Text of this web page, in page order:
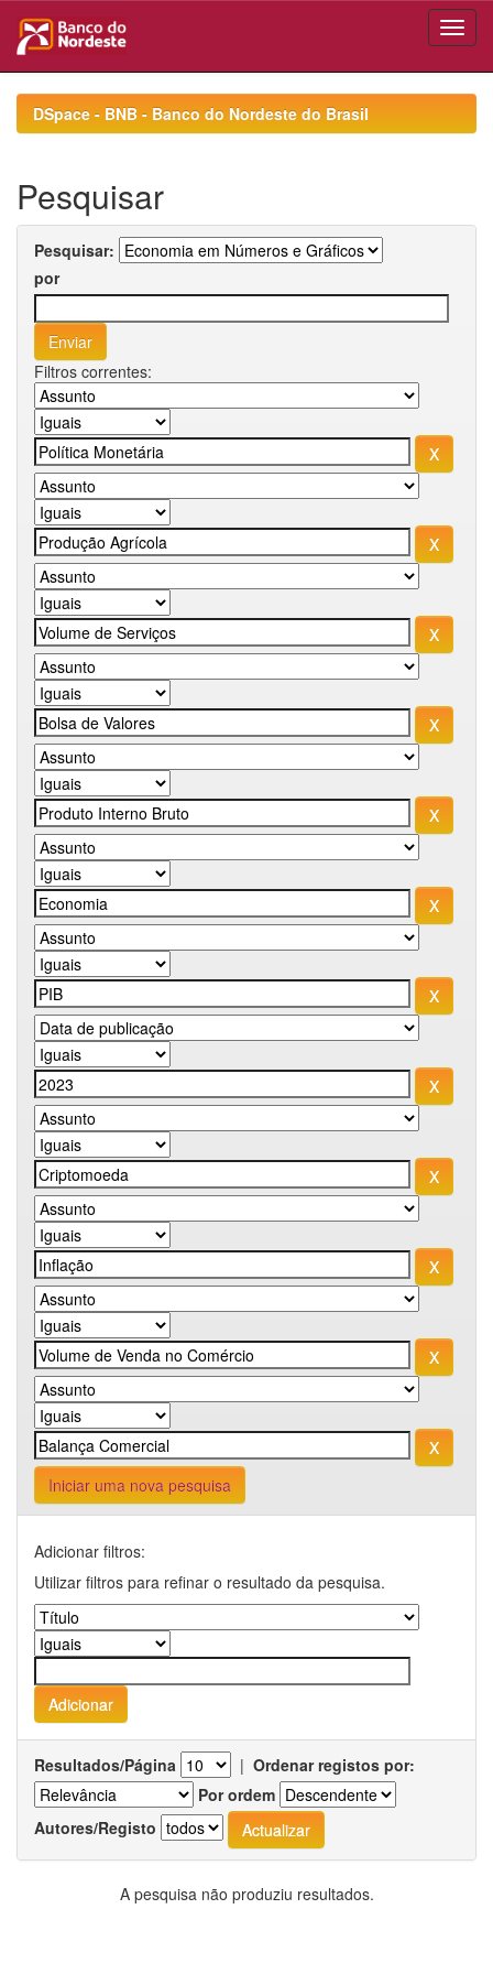
navigationDSpace - BNB - Banco do Nordeste do Brasil
Pesquisar
Pesquisar:
por
Filtros correntes:
Iniciar uma nova pesquisa
Adicionar filtros:
Utilizar filtros para refinar o resultado da pesquisa.
Resultados/Página | Ordenar registos por:
Por ordem
Autores/Registo
A pesquisa não produziu resultados.